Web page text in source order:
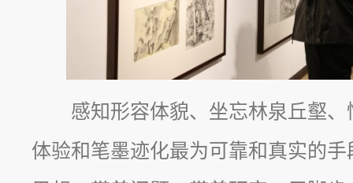
感知形容体貌、坐忘林泉丘壑
体验和笔墨迹化最为可靠和真实的